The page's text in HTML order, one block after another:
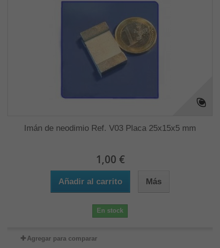
Imán de neodimio Ref. V03 Placa 25x15x5 mm
1,00 €
Añadir al carrito Más
En stock
Agregar para comparar